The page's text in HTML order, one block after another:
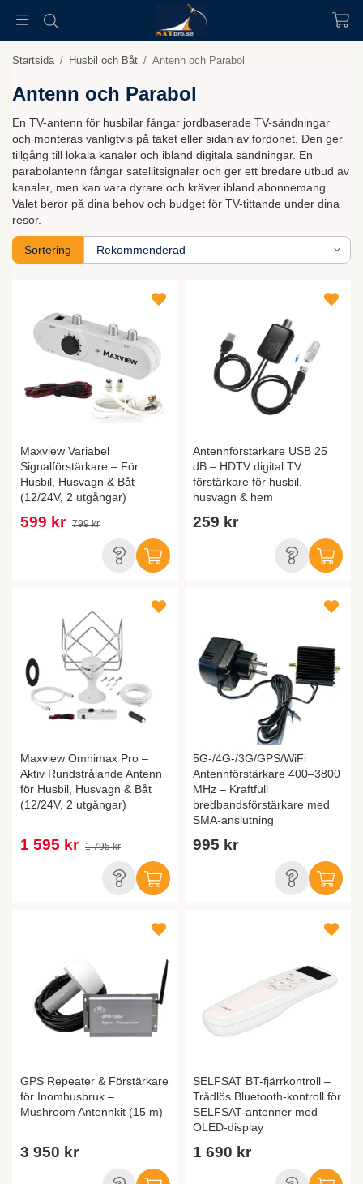
Startsida / Husbil och Båt / Antenn och Parabol
Antenn och Parabol
En TV-antenn för husbilar fångar jordbaserade TV-sändningar
och monteras vanligtvis på taket eller sidan av fordonet. Den ger
tillgång till lokala kanaler och ibland digitala sändningar. En
parabolantenn fångar satellitsignaler och ger ett bredare utbud av
kanaler, men kan vara dyrare och kräver ibland abonnemang.
Valet beror på dina behov och budget för TV-tittande under dina
resor.
Sortering
Maxview Variabel
Signalförstärkare – För
Husbil, Husvagn & Båt
(12/24V, 2 utgångar)
599 kr 799 kr
Antennförstärkare USB 25
dB – HDTV digital TV
förstärkare för husbil,
husvagn & hem
259 kr
Maxview Omnimax Pro –
Aktiv Rundstrålande Antenn
för Husbil, Husvagn & Båt
(12/24V, 2 utgångar)
1 595 kr 1 795 kr
5G-/4G-/3G/GPS/WiFi
Antennförstärkare 400–3800
MHz – Kraftfull
bredbandsförstärkare med
SMA-anslutning
995 kr
GPS Repeater & Förstärkare
för Inomhusbruk –
Mushroom Antennkit (15 m)
3 950 kr
SELFSAT BT-fjärrkontroll –
Trådlös Bluetooth-kontroll för
SELFSAT-antenner med
OLED-display
1 690 kr